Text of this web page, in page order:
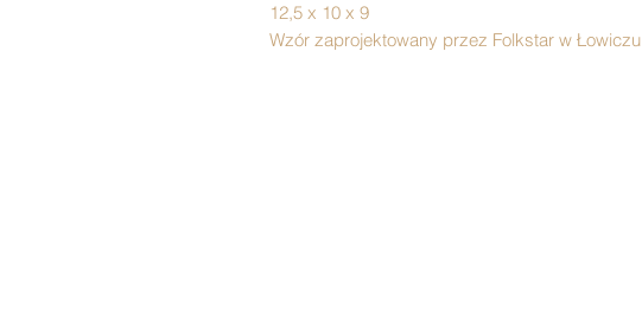
12,5 x 10 x 9
Wzór zaprojektowany przez Folkstar w Łowiczu